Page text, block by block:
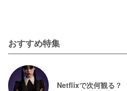
おすすめ特集
Netflixで次何観る？